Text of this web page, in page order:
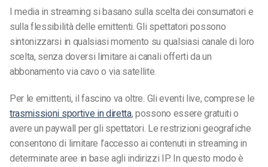
I media in streaming si basano sulla scelta dei consumatori e
sulla flessibilità delle emittenti. Gli spettatori possono
sintonizzarsi in qualsiasi momento su qualsiasi canale di loro
scelta, senza doversi limitare ai canali offerti da un
abbonamento via cavo o via satellite.
Per le emittenti, il fascino va oltre. Gli eventi live, comprese le
trasmissioni sportive in diretta, possono essere gratuiti o
avere un paywall per gli spettatori. Le restrizioni geografiche
consentono di limitare l’accesso ai contenuti in streaming in
determinate aree in base agli indirizzi IP. In questo modo è